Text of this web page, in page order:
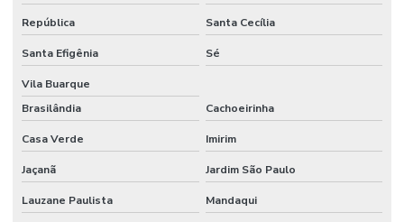
Etiquetas Adesivas Para Móveis Minas Gerais
Etiquetas Adesivas Personalizadas
Etiquetas Adesivas Personalizadas Em Santa Catarina
Etiquetas Adesivas Removíveis
Etiquetas Adesivas Resistentes Para Sacaria
República Santa Cecília
Santa Efigênia Sé
Vila Buarque
Brasilândia
Cachoeirinha
Casa Verde Imirim
Jaçanã Jardim São Paulo
Lauzane Paulista Mandaqui